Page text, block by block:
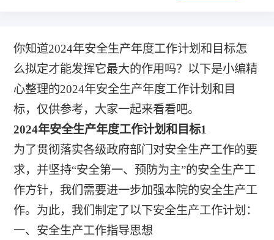
你知道2024年安全生产年度工作计划和目标怎
么拟定才能发挥它最大的作用吗？以下是小编精
心整理的2024年安全生产年度工作计划和目
标，仅供参考，大家一起来看看吧。
2024年安全生产年度工作计划和目标1
为了贯彻落实各级政府部门对安全生产工作的要
求，并坚持“安全第一、预防为主”的安全生产工
作方针，我们需要进一步加强本院的安全生产工
作。为此，我们制定了以下安全生产工作计划：
一、安全生产工作指导思想